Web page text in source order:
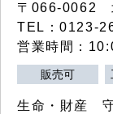
〒066-0062
TEL：0123-
営業時間：
販売可
生命・財産